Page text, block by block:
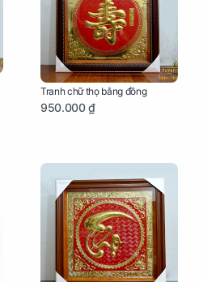
Tranh chữ thọ bằng đồng
950.000 ₫